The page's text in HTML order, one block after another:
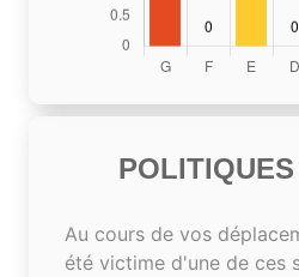
Au cours de vos
été victime d'une de ces